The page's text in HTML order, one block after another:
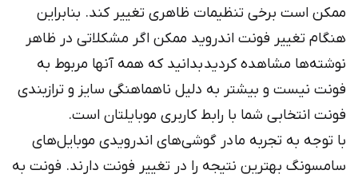
ممکن است برخی تنظیمات ظاهری تغییر کند. بنابراین
هنگام تغییر فونت اندروید ممکن اگر مشکلاتی در ظاهر
نوشته‌ها مشاهده کردید بدانید که همه آنها مربوط به
فونت نیست و بیشتر به دلیل ناهماهنگی سایز و ترازبندی
فونت انتخابی شما با رابط کاربری موبایلتان است.
با توجه به تجربه ما در گوشی‌های اندرویدی موبایل‌های
سامسونگ بهترین نتیجه را در تغییر فونت دارند. فونت به